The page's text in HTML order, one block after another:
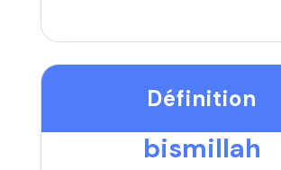
Définition
bismillah